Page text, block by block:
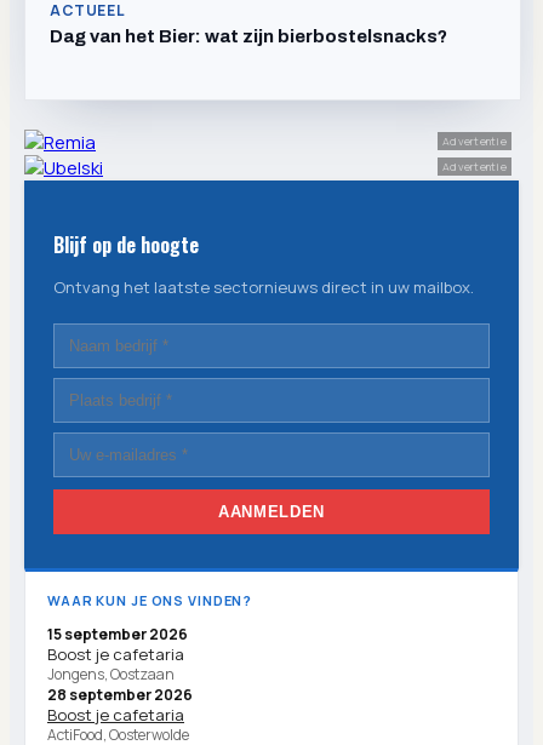
ACTUEEL
Dag van het Bier: wat zijn bierbostelsnacks?
Advertentie
Advertentie
Blijf op de hoogte
Ontvang het laatste sectornieuws direct in uw mailbox.
AANMELDEN
WAAR KUN JE ONS VINDEN?
15 september 2026
Boost je cafetaria
Jongens, Oostzaan
28 september 2026
Boost je cafetaria
ActiFood, Oosterwolde